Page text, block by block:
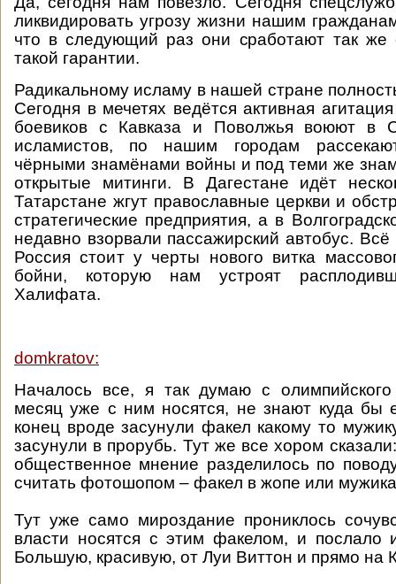
ликвидировать угрозу жизни нашим
что в следующий раз они сработают так же
такой гарантии.
Радикальному исламу в нашей стране
Сегодня в мечетях ведётся активная
боевиков с Кавказа и Поволжья воюют в
исламистов, по нашим городам
чёрными знамёнами войны и под теми же
открытые митинги. В Дагестане идёт
Татарстане жгут православные церкви и
стратегические предприятия, а в
недавно взорвали пассажирский автобус. Всё
Россия стоит у черты нового витка
бойни, которую нам устроят
Халифата.
domkratov:
Началось все, я так думаю с
месяц уже с ним носятся, не знают куда бы
конец вроде засунули факел какому то
засунули в прорубь. Тут же все хором
общественное мнение разделилось по
считать фотошопом – факел в жопе или
Тут уже само мироздание прониклось
власти носятся с этим факелом, и послало
Большую, красивую, от Луи Виттон и прямо на